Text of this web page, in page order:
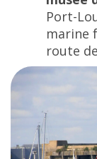
Port-
marine
route